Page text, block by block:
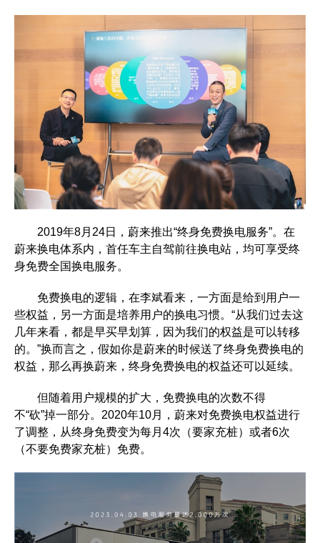
2019年8月24日，蔚来推出“终身免费换电服务”。在
蔚来换电体系内，首任车主自驾前往换电站，均可享受终
身免费全国换电服务。
免费换电的逻辑，在李斌看来，一方面是给到用户一
些权益，另一方面是培养用户的换电习惯。“从我们过去这
几年来看，都是早买早划算，因为我们的权益是可以转移
的。”换而言之，假如你是蔚来的时候送了终身免费换电的
权益，那么再换蔚来，终身免费换电的权益还可以延续。
但随着用户规模的扩大，免费换电的次数不得
不“砍”掉一部分。2020年10月，蔚来对免费换电权益进行
了调整，从终身免费变为每月4次（要家充桩）或者6次
（不要免费家充桩）免费。